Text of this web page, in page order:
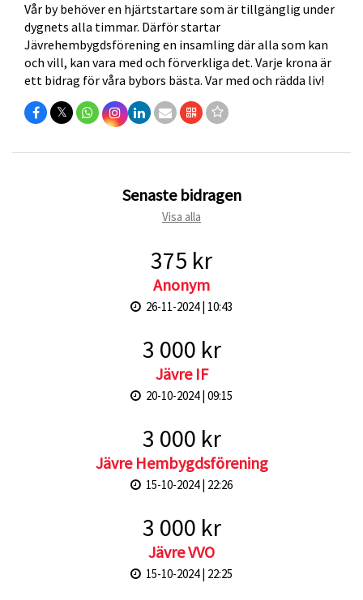
Vår by behöver en hjärtstartare som är tillgänglig under
dygnets alla timmar. Därför startar
Jävrehembygdsförening en insamling där alla som kan
och vill, kan vara med och förverkliga det. Varje krona är
ett bidrag för våra bybors bästa. Var med och rädda liv!
𝕏
Senaste bidragen
Visa alla
375 kr
Anonym
26-11-2024 | 10:43
3 000 kr
Jävre IF
20-10-2024 | 09:15
3 000 kr
Jävre Hembygdsförening
15-10-2024 | 22:26
3 000 kr
Jävre VVO
15-10-2024 | 22:25